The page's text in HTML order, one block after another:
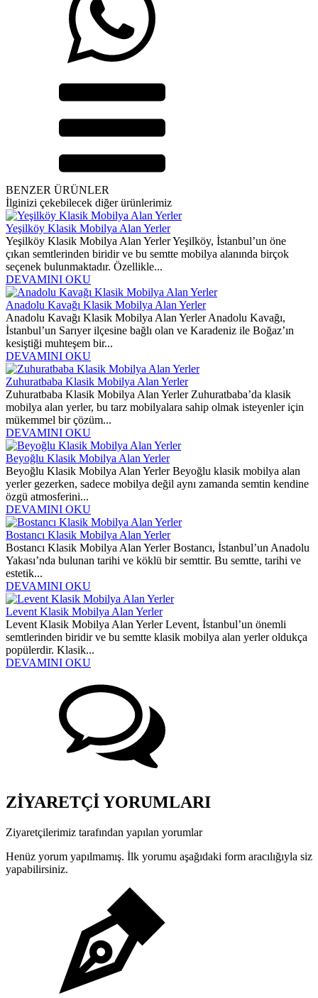
BENZER ÜRÜNLER
İlginizi çekebilecek diğer ürünlerimiz
Yeşilköy Klasik Mobilya Alan Yerler
Yeşilköy Klasik Mobilya Alan Yerler Yeşilköy, İstanbul’un öne
çıkan semtlerinden biridir ve bu semtte mobilya alanında birçok
seçenek bulunmaktadır. Özellikle...
DEVAMINI OKU
Anadolu Kavağı Klasik Mobilya Alan Yerler
Anadolu Kavağı Klasik Mobilya Alan Yerler Anadolu Kavağı,
İstanbul’un Sarıyer ilçesine bağlı olan ve Karadeniz ile Boğaz’ın
kesiştiği muhteşem bir...
DEVAMINI OKU
Zuhuratbaba Klasik Mobilya Alan Yerler
Zuhuratbaba Klasik Mobilya Alan Yerler Zuhuratbaba’da klasik
mobilya alan yerler, bu tarz mobilyalara sahip olmak isteyenler için
mükemmel bir çözüm...
DEVAMINI OKU
Beyoğlu Klasik Mobilya Alan Yerler
Beyoğlu Klasik Mobilya Alan Yerler Beyoğlu klasik mobilya alan
yerler gezerken, sadece mobilya değil aynı zamanda semtin kendine
özgü atmosferini...
DEVAMINI OKU
Bostancı Klasik Mobilya Alan Yerler
Bostancı Klasik Mobilya Alan Yerler Bostancı, İstanbul’un Anadolu
Yakası’nda bulunan tarihi ve köklü bir semttir. Bu semtte, tarihi ve
estetik...
DEVAMINI OKU
Levent Klasik Mobilya Alan Yerler
Levent Klasik Mobilya Alan Yerler Levent, İstanbul’un önemli
semtlerinden biridir ve bu semtte klasik mobilya alan yerler oldukça
popülerdir. Klasik...
DEVAMINI OKU
ZİYARETÇİ YORUMLARI
Ziyaretçilerimiz tarafından yapılan yorumlar
Henüz yorum yapılmamış. İlk yorumu aşağıdaki form aracılığıyla siz
yapabilirsiniz.